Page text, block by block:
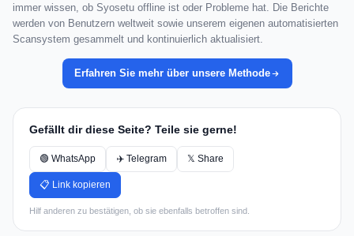
immer wissen, ob Syosetu offline ist oder Probleme hat. Die Berichte
werden von Benutzern weltweit sowie unserem eigenen automatisierten
Scansystem gesammelt und kontinuierlich aktualisiert.
Erfahren Sie mehr über unsere Methode
Gefällt dir diese Seite? Teile sie gerne!
🟢 WhatsApp ✈️ Telegram 𝕏 Share
📋 Link kopieren
Hilf anderen zu bestätigen, ob sie ebenfalls betroffen sind.